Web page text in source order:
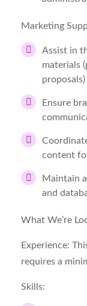
Marketing
Assist in
materials
proposals)
Ensure
content
Maintain
and
What We’re
Experience:
requires a
Skills: